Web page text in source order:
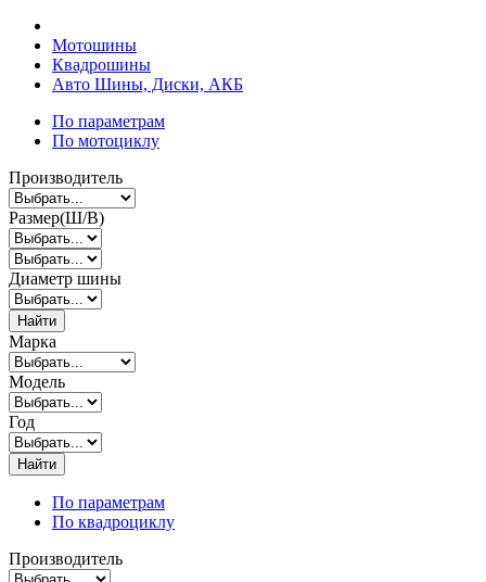
Мотошины
Квадрошины
Авто Шины, Диски, АКБ
По параметрам
По мотоциклу
Производитель
Размер(Ш/В)
Диаметр шины
Найти
Марка
Модель
Год
Найти
По параметрам
По квадроциклу
Производитель